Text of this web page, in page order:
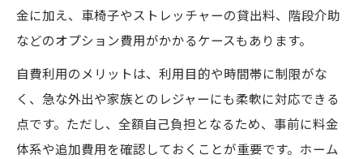
金に加え、車椅子やストレッチャーの貸出料、階段介助
などのオプション費用がかかるケースもあります。
自費利用のメリットは、利用目的や時間帯に制限がな
く、急な外出や家族とのレジャーにも柔軟に対応できる
点です。ただし、全額自己負担となるため、事前に料金
体系や追加費用を確認しておくことが重要です。ホーム